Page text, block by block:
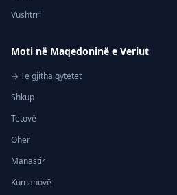
Vushtrri
Moti në Maqedoninë e Veriut
→ Të gjitha qytetet
Shkup
Tetovë
Ohër
Manastir
Kumanovë